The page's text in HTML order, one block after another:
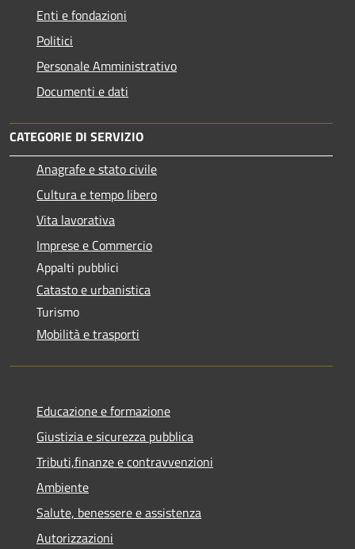
Enti e fondazioni
Politici
Personale Amministrativo
Documenti e dati
CATEGORIE DI SERVIZIO
Anagrafe e stato civile
Cultura e tempo libero
Vita lavorativa
Imprese e Commercio
Appalti pubblici
Catasto e urbanistica
Turismo
Mobilità e trasporti
Educazione e formazione
Giustizia e sicurezza pubblica
Tributi,finanze e contravvenzioni
Ambiente
Salute, benessere e assistenza
Autorizzazioni